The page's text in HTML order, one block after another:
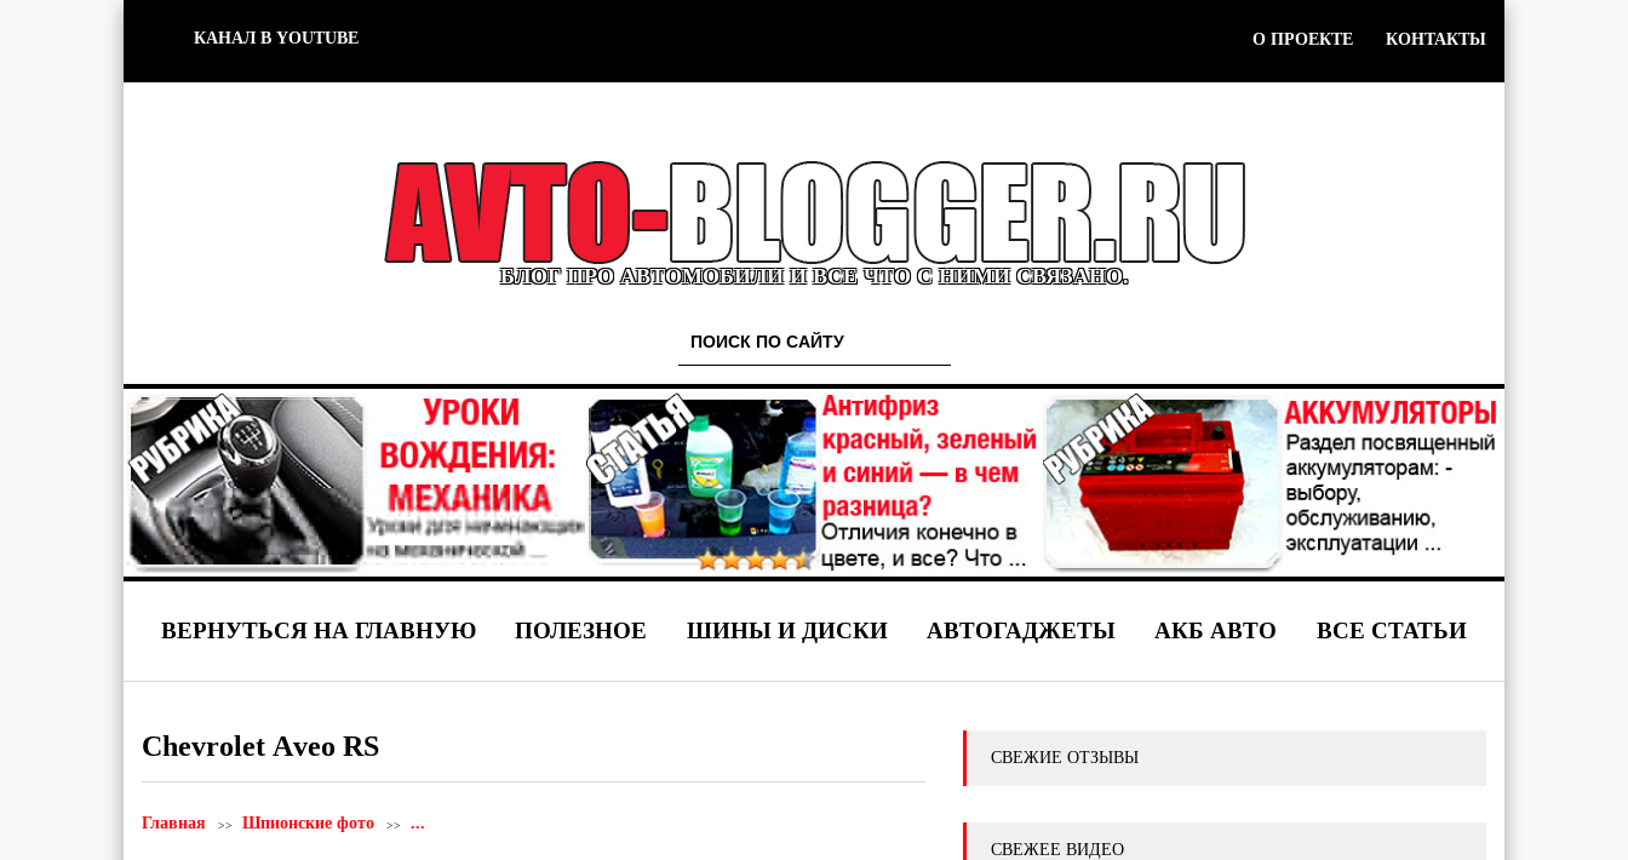
КАНАЛ В YOUTUBE О ПРОЕКТЕ КОНТАКТЫ
БЛОГ ПРО АВТОМОБИЛИ И ВСЕ ЧТО С НИМИ СВЯЗАНО.
ВЕРНУТЬСЯ НА ГЛАВНУЮ ПОЛЕЗНОЕ ШИНЫ И ДИСКИ АВТОГАДЖЕТЫ АКБ АВТО ВСЕ СТАТЬИ
Chevrolet Аveo RS
Главная Шпионские фото ...
СВЕЖИЕ ОТЗЫВЫ
СВЕЖЕЕ ВИДЕО